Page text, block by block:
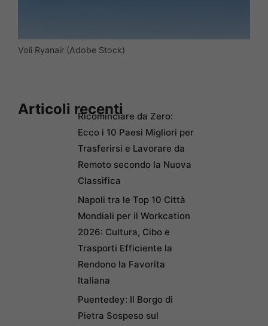
Voli Ryanair (Adobe Stock)
Articoli recentiRicominciare da Zero:
Ecco i 10 Paesi Migliori per
Trasferirsi e Lavorare da
Remoto secondo la Nuova
Classifica
Napoli tra le Top 10 Città
Mondiali per il Workcation
2026: Cultura, Cibo e
Trasporti Efficiente la
Rendono la Favorita
Italiana
Puentedey: Il Borgo di
Pietra Sospeso sul